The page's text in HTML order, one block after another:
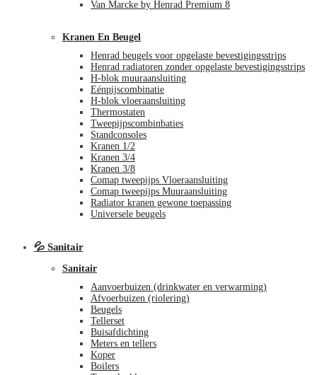
Van Marcke by Henrad Premium 8
Kranen En Beugel
Henrad beugels voor opgelaste bevestigingsstrips
Henrad radiatoren zonder opgelaste bevestigingsstrips
H-blok muuraansluiting
Eénpijscombinatie
H-blok vloeraansluiting
Thermostaten
Tweepijpscombinbaties
Standconsoles
Kranen 1/2
Kranen 3/4
Kranen 3/8
Comap tweepijps Vloeraansluiting
Comap tweepijps Muuraansluiting
Radiator kranen gewone toepassing
Universele beugels
💦 Sanitair
Sanitair
Aanvoerbuizen (drinkwater en verwarming)
Afvoerbuizen (riolering)
Beugels
Tellerset
Buisafdichting
Meters en tellers
Koper
Boilers